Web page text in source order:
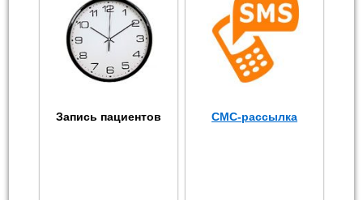
Запись пациентов СМС-рассылка